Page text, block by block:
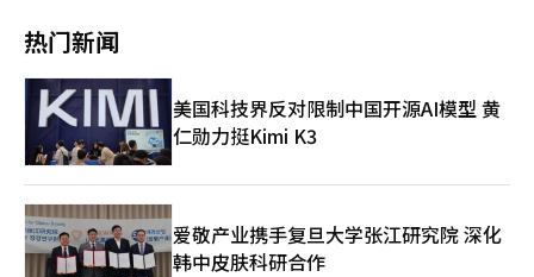
调解期限得以延长，我们将持续努力达成圆满协议。”※ 本报道
日至13日通过中劳委进行事后调解并进行马拉松式谈判，但因在绩
效奖金支付标准上未能达成一致而宣告破裂。中劳委随后于14日要
求三星电子劳资于16日重启调解，但工会未接受，导致调解无果。
※ 本报道经人工智能（AI）系统翻译与编辑。
热门新闻
美国科技界反对限制中国开源AI模型 黄
仁勋力挺Kimi K3
爱敬产业携手复旦大学张江研究院 深化
韩中皮肤科研合作